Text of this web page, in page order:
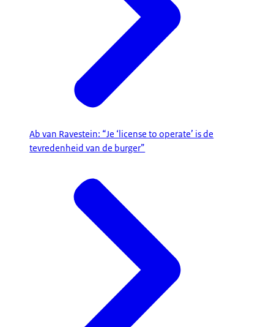
Ab van Ravestein: “Je ‘license to operate’ is de
tevredenheid van de burger”